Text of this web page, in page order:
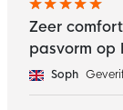
Zeer
pasvorm op
Soph